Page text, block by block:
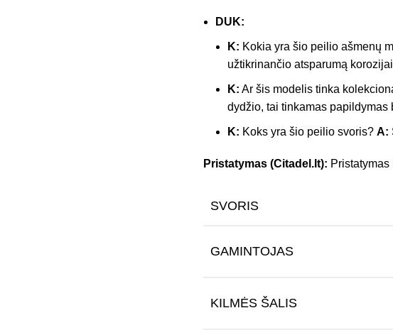
DUK:
K: Kokia yra šio peilio ašmenų
užtikrinančio atsparumą
K: Ar šis modelis tinka
dydžio, tai tinkamas
K: Koks yra šio peilio svoris? A:
Pristatymas (Citadel.lt):
SVORIS
GAMINTOJAS
KILMĖS ŠALIS